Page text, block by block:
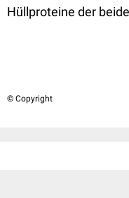
Hüllproteine der
© Copyright